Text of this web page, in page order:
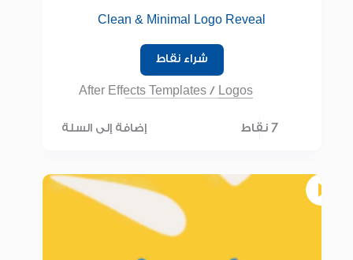
Clean & Minimal Logo Reveal
شراء نقاط
After Effects Templates / Logos
7 نقاط إضافة إلى السلة